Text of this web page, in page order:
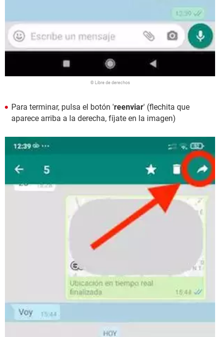
© Libre de derechos
Para terminar, pulsa el botón 'reenviar' (flechita que
aparece arriba a la derecha, fíjate en la imagen)